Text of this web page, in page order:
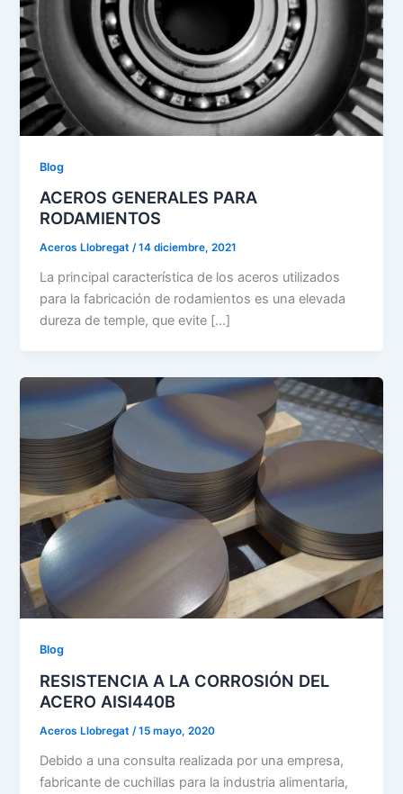
Blog
ACEROS GENERALES PARA
RODAMIENTOS
Aceros Llobregat/14 diciembre, 2021
La principal característica de los aceros utilizados
para la fabricación de rodamientos es una elevada
dureza de temple, que evite […]
Blog
RESISTENCIA A LA CORROSIÓN DEL
ACERO AISI440B
Aceros Llobregat /15 mayo, 2020
Debido a una consulta realizada por una empresa,
fabricante de cuchillas para la industria alimentaria,